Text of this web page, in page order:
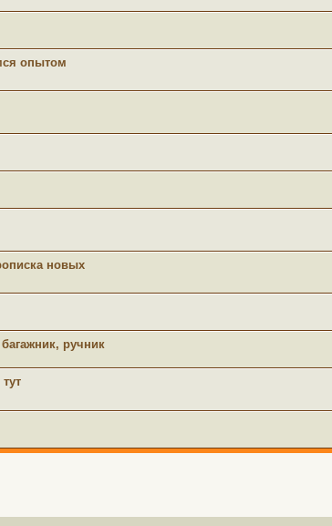
опытом
новых
ручник